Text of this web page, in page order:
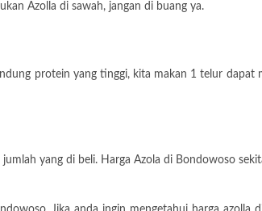
Azolla di sawah, jangan di buang ya.
protein yang tinggi, kita makan 1 telur
yang di beli. Harga Azola di Bondowoso